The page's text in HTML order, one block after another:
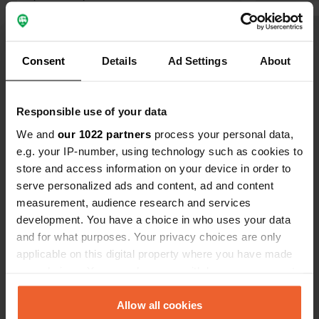
Consent Details Ad Settings About
Responsible use of your data
We and our 1022 partners process your personal data,
e.g. your IP-number, using technology such as cookies to
store and access information on your device in order to
serve personalized ads and content, ad and content
measurement, audience research and services
development. You have a choice in who uses your data
and for what purposes. Your privacy choices are only
applicable on this digital property where you have made
any time from the Cookie Declaration or by clicking on
the Privacy trigger icon.Allow all cookies
fonctionnement sans contact,
nettoyage régulier et propreté
de vidange des toilettes chimiques.
Es-tu déjà venu ici ?
Contact
Old Luss Road
G83 8NT, Luss, Royaume-Uni
Copie